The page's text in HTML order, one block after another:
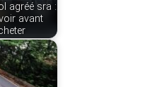
agréé sra :
avant